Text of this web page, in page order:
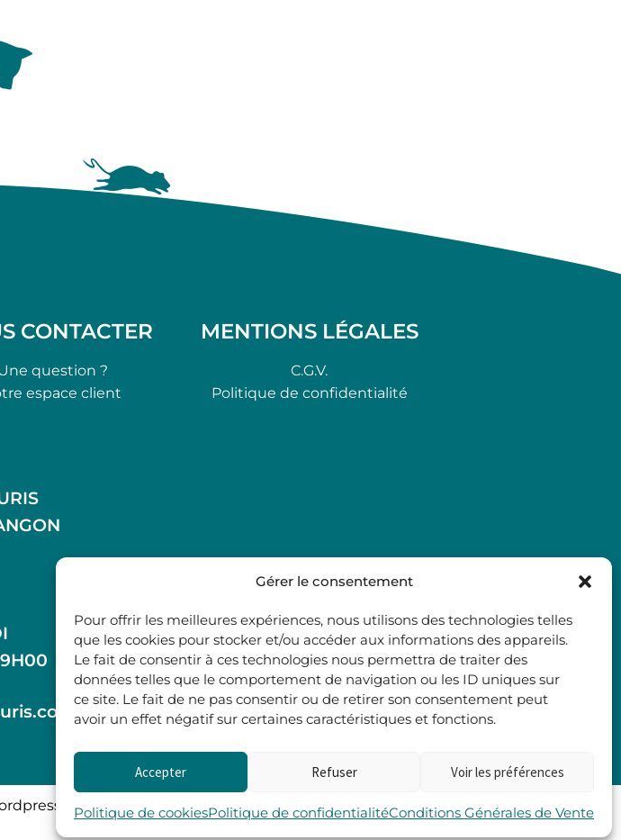
Gérer le consentement
Pour offrir les meilleures expériences, nous utilisons des technologies telles
que les cookies pour stocker et/ou accéder aux informations des appareils.
Le fait de consentir à ces technologies nous permettra de traiter des
données telles que le comportement de navigation ou les ID uniques sur
ce site. Le fait de ne pas consentir ou de retirer son consentement peut
avoir un effet négatif sur certaines caractéristiques et fonctions.
Accepter Refuser Voir les préférences
Politique de cookiesPolitique de confidentialitéConditions Générales de Vente
CONTACTER
question ?
espace client
MENTIONS LÉGALES
C.G.V.
Politique de confidentialité
& Piloté par l’agence Les 2 Rives